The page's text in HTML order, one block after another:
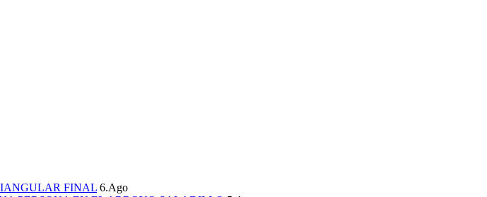
FINAL 6.Ago